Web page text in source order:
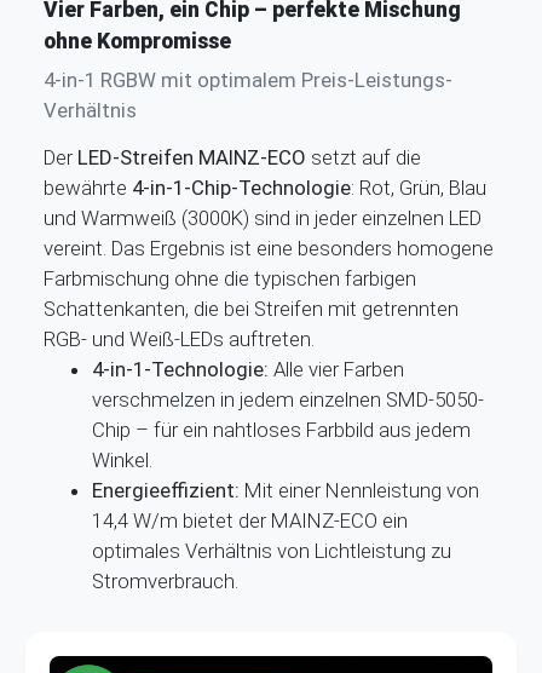
Vier Farben, ein Chip – perfekte Mischung
ohne Kompromisse
4-in-1 RGBW mit optimalem Preis-Leistungs-
Verhältnis
Der LED-Streifen MAINZ-ECO setzt auf die
bewährte 4-in-1-Chip-Technologie: Rot, Grün, Blau
und Warmweiß (3000K) sind in jeder einzelnen LED
vereint. Das Ergebnis ist eine besonders homogene
Farbmischung ohne die typischen farbigen
Schattenkanten, die bei Streifen mit getrennten
RGB- und Weiß-LEDs auftreten.
4-in-1-Technologie: Alle vier Farben
verschmelzen in jedem einzelnen SMD-5050-
Chip – für ein nahtloses Farbbild aus jedem
Winkel.
Energieeffizient: Mit einer Nennleistung von
14,4 W/m bietet der MAINZ-ECO ein
optimales Verhältnis von Lichtleistung zu
Stromverbrauch.